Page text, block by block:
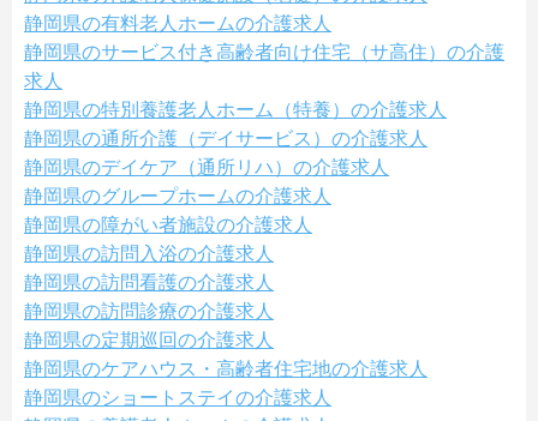
静岡県の有料老人ホームの介護求人
静岡県のサービス付き高齢者向け住宅（サ高住）の介護
求人
静岡県の特別養護老人ホーム（特養）の介護求人
静岡県の通所介護（デイサービス）の介護求人
静岡県のデイケア（通所リハ）の介護求人
静岡県のグループホームの介護求人
静岡県の障がい者施設の介護求人
静岡県の訪問入浴の介護求人
静岡県の訪問看護の介護求人
静岡県の訪問診療の介護求人
静岡県の定期巡回の介護求人
静岡県のケアハウス・高齢者住宅地の介護求人
静岡県のショートステイの介護求人